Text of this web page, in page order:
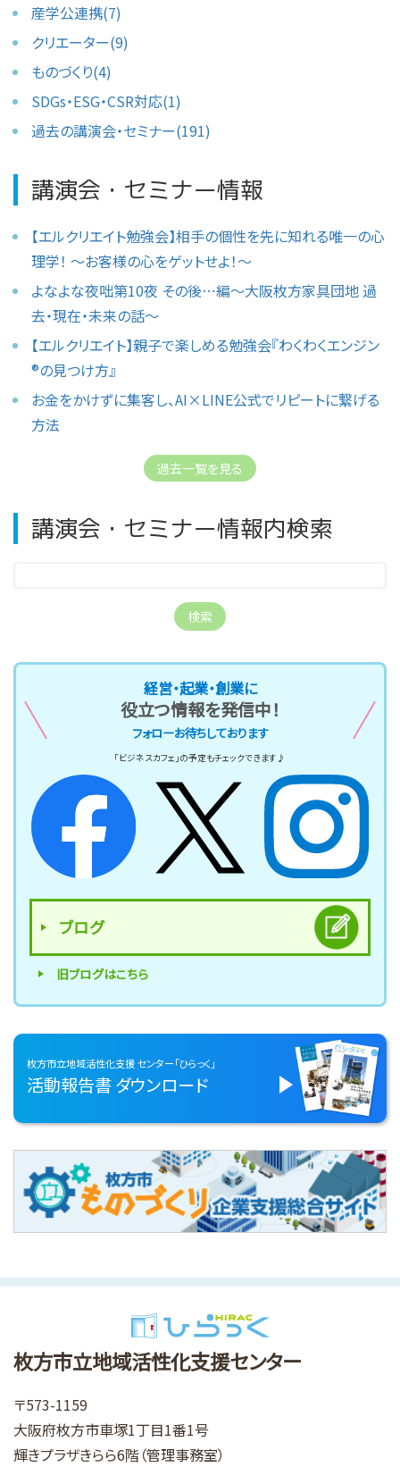
産学公連携(7)
クリエーター(9)
ものづくり(4)
SDGs・ESG・CSR対応(1)
過去の講演会・セミナー(191)
講演会・セミナー情報
【エルクリエイト勉強会】相手の個性を先に知れる唯一の心
理学！ 〜お客様の心をゲットせよ！〜
よなよな夜咄第10夜 その後⋯編〜大阪枚方家具団地 過
去・現在・未来の話〜
【エルクリエイト】親子で楽しめる勉強会『わくわくエンジン
®︎の見つけ方』
お金をかけずに集客し、AI×LINE公式でリピートに繋げる
方法
過去一覧を見る
講演会・セミナー情報内検索
経営・起業・創業に
役立つ情報を発信中！
フォローお待ちしております
「ビジネスカフェ」の予定もチェックできます♪
ブログ
旧ブログはこちら
枚方市立地域活性化支援センター「ひらっく」
活動報告書ダウンロード
枚方市立地域活性化支援センター
〒573-1159
大阪府枚方市車塚1丁目1番1号
輝きプラザきらら6階（管理事務室）